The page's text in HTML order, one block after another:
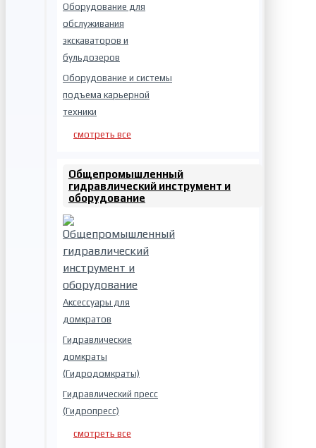
Оборудование для
обслуживания
экскаваторов и
бульдозеров
Оборудование и системы
подъема карьерной
техники
смотреть все
Общепромышленный
гидравлический инструмент и
оборудование
Аксессуары для
домкратов
Гидравлические
домкраты
(Гидродомкраты)
Гидравлический пресс
(Гидропресс)
смотреть все